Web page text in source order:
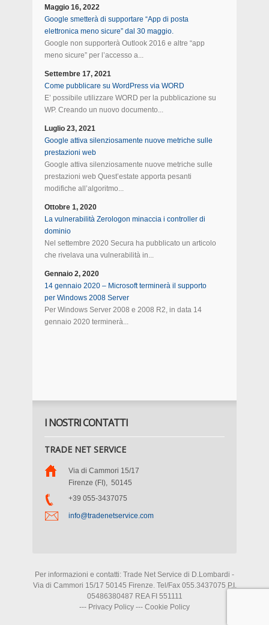
Maggio 16, 2022
Google smetterà di supportare “App di posta
elettronica meno sicure” dal 30 maggio.
Google non supporterà Outlook 2016 e altre “app
meno sicure” per l’accesso a...
Settembre 17, 2021
Come pubblicare su WordPress via WORD
E’ possibile utilizzare WORD per la pubblicazione su
WP. Creando un nuovo documento...
Luglio 23, 2021
Google attiva silenziosamente nuove metriche sulle
prestazioni web
Google attiva silenziosamente nuove metriche sulle
prestazioni web Quest’estate apporta pesanti
modifiche all’algoritmo...
Ottobre 1, 2020
La vulnerabilità Zerologon minaccia i controller di
dominio
Nel settembre 2020 Secura ha pubblicato un articolo
che rivelava una vulnerabilità in...
Gennaio 2, 2020
14 gennaio 2020 – Microsoft terminerà il supporto
per Windows 2008 Server
Per Windows Server 2008 e 2008 R2, in data 14
gennaio 2020 terminerà...
I NOSTRI CONTATTI
TRADE NET SERVICE
Via di Cammori 15/17
Firenze (FI), 50145
+39 055-3437075
info@tradenetservice.com
Per informazioni e contatti: Trade Net Service di D.Lombardi -
Via di Cammori 15/17 50145 Firenze. Tel/Fax 055.3437075 P.I.
05486380487 REA FI 551111
--- Privacy Policy --- Cookie Policy